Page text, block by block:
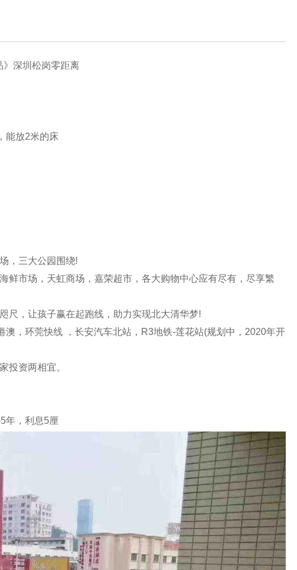
》深圳松岗零距离
能放2米的床
，三大公园围绕!
鲜市场，天虹商场，嘉荣超市，各大购物中心应有尽有，尽享繁
尺，让孩子赢在起跑线，助力实现北大清华梦!
，环莞快线 ，长安汽车北站，R3地铁-莲花站(规划中，2020年开
投资两相宜。
年，利息5厘